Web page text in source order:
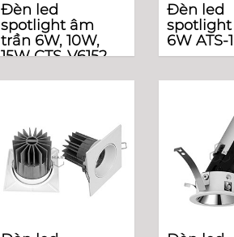
Đèn led
spotlight âm
trần 6W, 10W,
15W CTS-V6152
Đèn led
6W ATS-